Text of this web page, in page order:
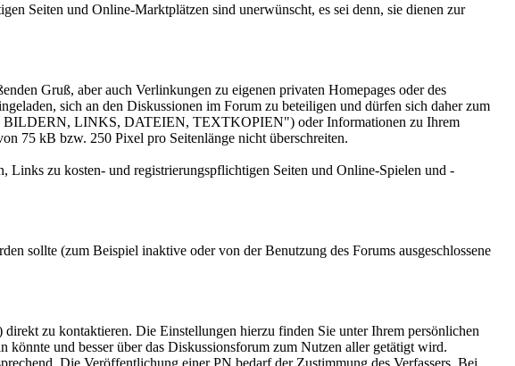
Seiten und Online-Marktplätzen sind unerwünscht, es sei denn, sie dienen zur
Gruß, aber auch Verlinkungen zu eigenen privaten Homepages oder des
sich an den Diskussionen im Forum zu beteiligen und dürfen sich daher zum
BILDERN, LINKS, DATEIEN, TEXTKOPIEN") oder Informationen zu Ihrem
75 kB bzw. 250 Pixel pro Seitenlänge nicht überschreiten.
Links zu kosten- und registrierungspflichtigen Seiten und Online-Spielen und -
sollte (zum Beispiel inaktive oder von der Benutzung des Forums ausgeschlossene
zu kontaktieren. Die Einstellungen hierzu finden Sie unter Ihrem persönlichen
und besser über das Diskussionsforum zum Nutzen aller getätigt wird.
Die Veröffentlichung einer PN bedarf der Zustimmung des Verfassers. Bei